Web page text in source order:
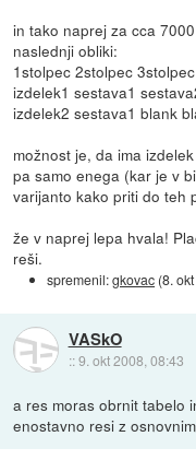
in tako naprej za cca
naslednji obliki:
1stolpec 2stolpec
izdelek1 sestava1
izdelek2 sestava1 blank
možnost je, da ima
pa samo enega (kar je v
varijanto kako priti do teh
že v naprej lepa hvala!
reši.
spremenil:gkovac (8.
VASkO
::9. okt 2008, 08:43
a res moras obrnit tabelo
enostavno resi z